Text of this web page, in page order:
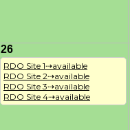
26
RDO Site 1⇢available
RDO Site 2⇢available
RDO Site 3⇢available
RDO Site 4⇢available